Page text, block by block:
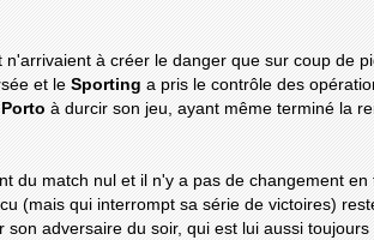
à créer le danger que sur coup de
et le Sporting a pris le contrôle des
Porto à durcir son jeu, ayant même terminé la
du match nul et il n'y a pas de changement en
(mais qui interrompt sa série de victoires)
adversaire du soir, qui est lui aussi toujours